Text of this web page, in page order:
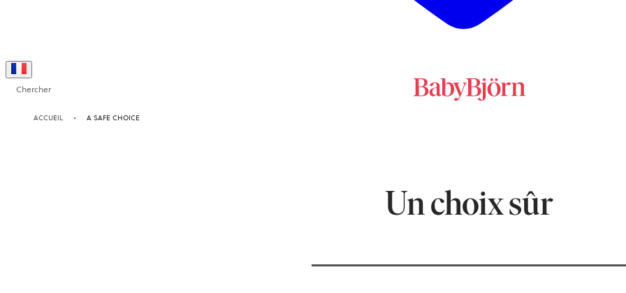
Chercher
ACCUEIL A SAFE CHOICE
Un choix sûr